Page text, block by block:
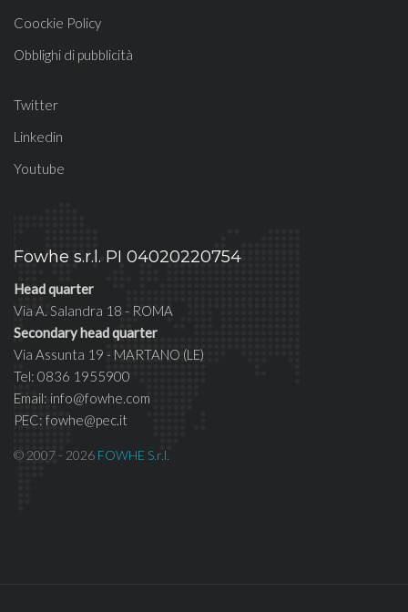
Coockie Policy
Obblighi di pubblicità
Twitter
Linkedin
Youtube
Fowhe s.r.l. PI 04020220754
Head quarter
Via A. Salandra 18 - ROMA
Secondary head quarter
Via Assunta 19 - MARTANO (LE)
Tel: 0836 1955900
Email: info@fowhe.com
PEC: fowhe@pec.it
© 2007 - 2026 FOWHE S.r.l.